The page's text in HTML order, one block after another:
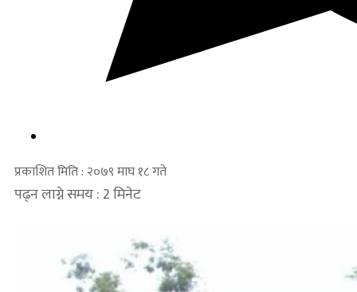
प्रकाशित मिति : २०७९ माघ १८ गते
पढ्न लाग्ने समय : 2 मिनेट